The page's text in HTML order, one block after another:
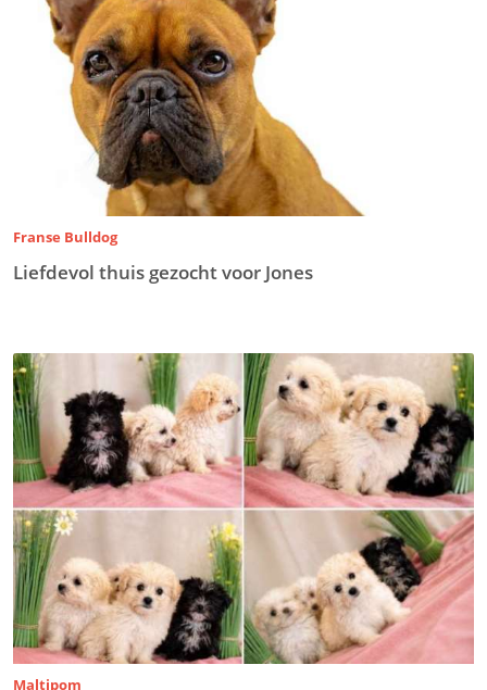
Franse Bulldog
Liefdevol thuis gezocht voor Jones
Maltipom